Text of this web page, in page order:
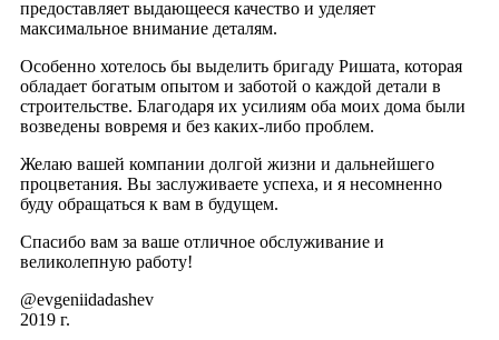
предоставляет выдающееся качество и уделяет
максимальное внимание деталям.
Особенно хотелось бы выделить бригаду Ришата, которая
обладает богатым опытом и заботой о каждой детали в
строительстве. Благодаря их усилиям оба моих дома были
возведены вовремя и без каких-либо проблем.
Желаю вашей компании долгой жизни и дальнейшего
процветания. Вы заслуживаете успеха, и я несомненно
буду обращаться к вам в будущем.
Спасибо вам за ваше отличное обслуживание и
великолепную работу!
@evgeniidadashev
2019 г.